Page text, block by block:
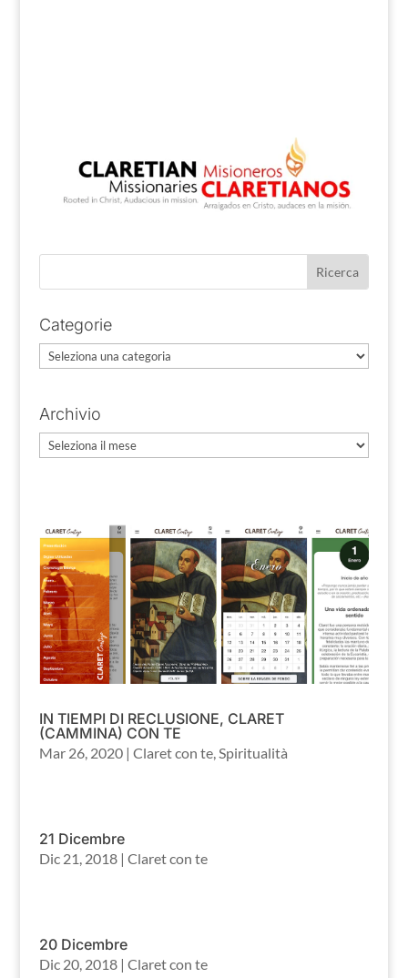
Categorie
Categorie
Archivio
Archivio
IN TIEMPI DI RECLUSIONE, CLARET
(CAMMINA) CON TE
Mar 26, 2020| Claret con te,Spiritualità
21 Dicembre
Dic 21, 2018| Claret con te
20 Dicembre
Dic 20, 2018| Claret con te